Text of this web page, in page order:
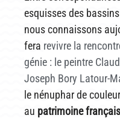
esquisses des
nous connaissons
fera revivre la
génie : le peintre
Joseph Bory Latour-
le nénuphar de
au patrimoine français